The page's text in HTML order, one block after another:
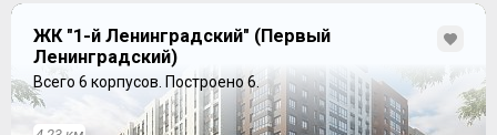
ЖК "1-й Ленинградский" (Первый
Ленинградский)
Всего 6 корпусов. Построено 6.